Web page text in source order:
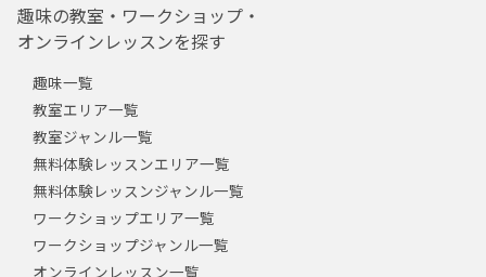
趣味の教室・ワークショップ・
オンラインレッスンを探す
趣味一覧
教室エリア一覧
教室ジャンル一覧
無料体験レッスンエリア一覧
無料体験レッスンジャンル一覧
ワークショップエリア一覧
ワークショップジャンル一覧
オンラインレッスン一覧